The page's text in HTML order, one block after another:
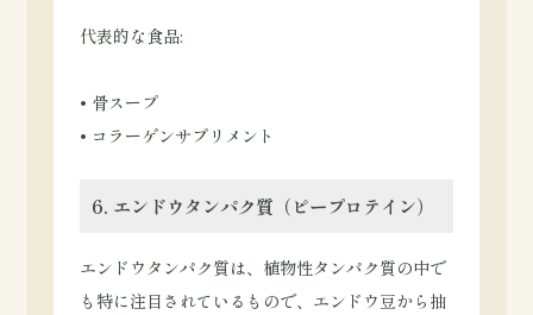
代表的な食品:
• 骨スープ
• コラーゲンサプリメント
6. エンドウタンパク質（ピープロテイン）
エンドウタンパク質は、植物性タンパク質の中で
も特に注目されているもので、エンドウ豆から抽